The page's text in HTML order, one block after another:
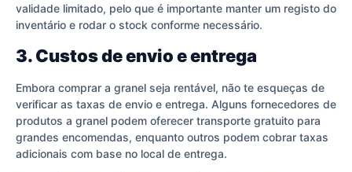
validade limitado, pelo que é importante manter um registo do
inventário e rodar o stock conforme necessário.
3. Custos de envio e entrega
Embora comprar a granel seja rentável, não te esqueças de
verificar as taxas de envio e entrega. Alguns fornecedores de
produtos a granel podem oferecer transporte gratuito para
grandes encomendas, enquanto outros podem cobrar taxas
adicionais com base no local de entrega.